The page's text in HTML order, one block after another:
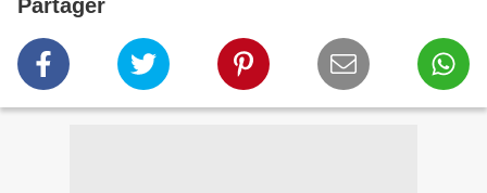
Partager